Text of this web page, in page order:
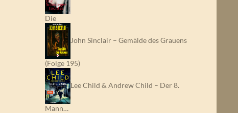
Die
John Sinclair – Gemälde des Grauens
(Folge 195)
Lee Child & Andrew Child – Der 8.
Mann…